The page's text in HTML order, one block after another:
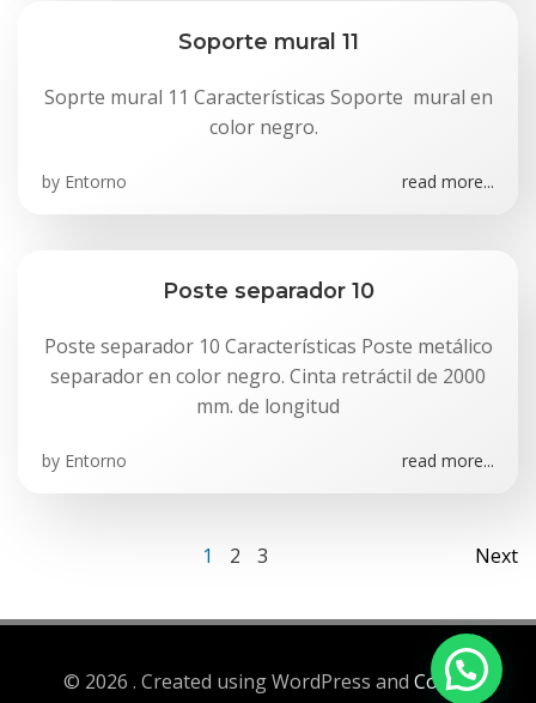
Soporte mural 11
Soprte mural 11 Características Soporte mural en
color negro.
by Entorno read more...
Poste separador 10
Poste separador 10 Características Poste metálico
separador en color negro. Cinta retráctil de 2000
mm. de longitud
by Entorno read more...
Navegación
por
las
Página
1 Página
2 Página
3
las
Next
© 2026 . Created using WordPress and Colibri